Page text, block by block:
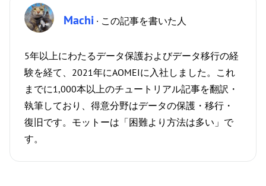
Machi · この記事を書いた人
5年以上にわたるデータ保護およびデータ移行の経
験を経て、2021年にAOMEIに入社しました。これ
までに1,000本以上のチュートリアル記事を翻訳・
執筆しており、得意分野はデータの保護・移行・
復旧です。モットーは「困難より方法は多い」で
す。